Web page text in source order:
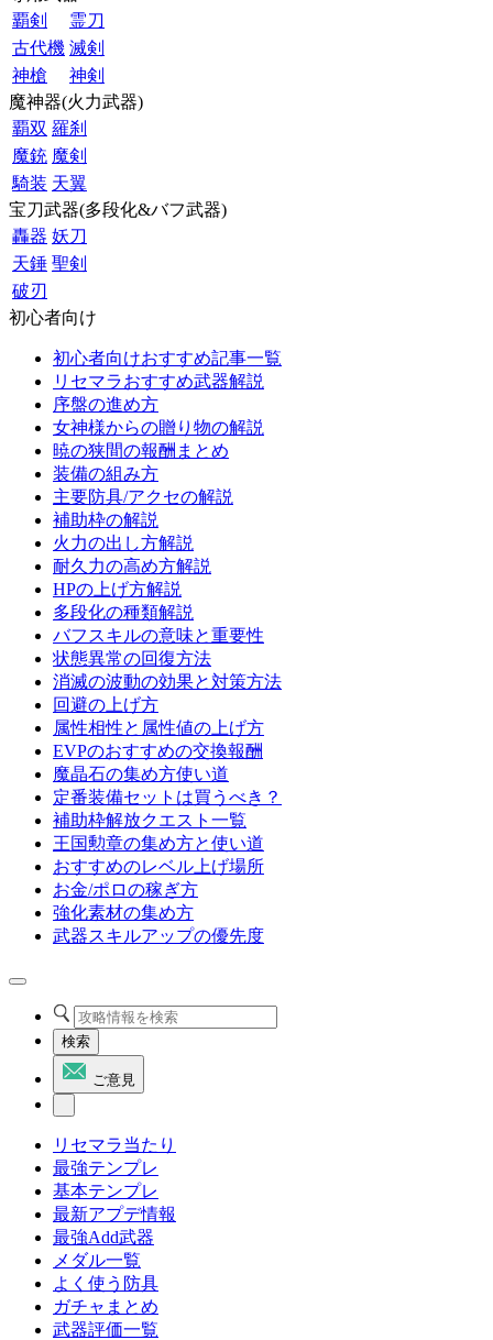
覇剣
霊刀
古代機 滅剣
神槍
神剣
魔神器(火力武器)
覇双 羅刹
魔銃 魔剣
騎装 天翼
宝刀武器(多段化&バフ武器)
轟器 妖刀
天錘 聖剣
破刃
初心者向け
初心者向けおすすめ記事一覧
リセマラおすすめ武器解説
序盤の進め方
女神様からの贈り物の解説
暁の狭間の報酬まとめ
装備の組み方
主要防具/アクセの解説
補助枠の解説
火力の出し方解説
耐久力の高め方解説
HPの上げ方解説
多段化の種類解説
バフスキルの意味と重要性
状態異常の回復方法
消滅の波動の効果と対策方法
回避の上げ方
属性相性と属性値の上げ方
EVPのおすすめの交換報酬
魔晶石の集め方使い道
定番装備セットは買うべき？
補助枠解放クエスト一覧
王国勲章の集め方と使い道
おすすめのレベル上げ場所
お金/ポロの稼ぎ方
強化素材の集め方
武器スキルアップの優先度
検索
ご意見
リセマラ当たり
最強テンプレ
基本テンプレ
最新アプデ情報
最強Add武器
メダル一覧
よく使う防具
ガチャまとめ
武器評価一覧